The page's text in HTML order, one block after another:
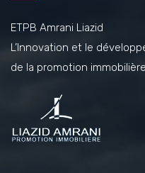
ETPB Amrani Liazid
L’Innovation et le
de la promotion